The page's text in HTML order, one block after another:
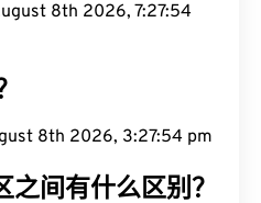
8th 2026, 7:27:55
8th 2026, 3:27:55 pm
间有什么区别？